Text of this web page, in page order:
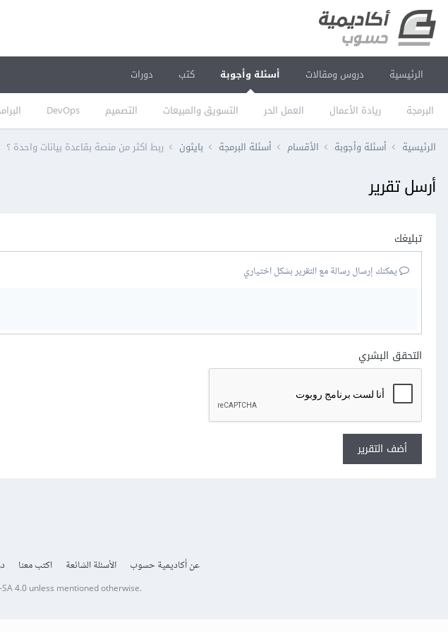
الرئيسية دروس ومقالات أسئلة وأجوبة
البرمجة ريادة الأعمال العمل الحر التسويق والمبيعات التصميم DevOps
كتب دورات
الرئيسية أسئلة وأجوبة الأقسام أسئلة البرمجة بايثون ربط اكثر من منصة بقاعدة بيانات واحدة ؟
أرسل تقرير
تبليغك
يمكنك إرسال رسالة مع التقرير بشكل اختياري
التحقق البشري
أضف التقرير
عن أكاديمية حسوب الأسئلة الشائعة اكتب معنا
4.0unless mentioned otherwise.